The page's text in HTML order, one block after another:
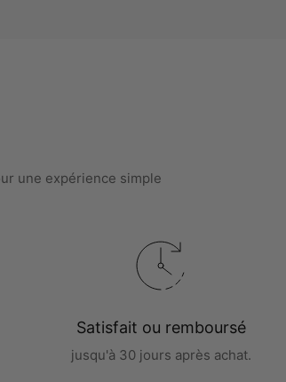
une expérience simple
Satisfait ou remboursé
jusqu'à 30 jours après achat.